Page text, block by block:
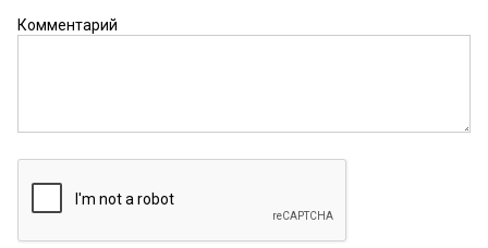
Комментарий